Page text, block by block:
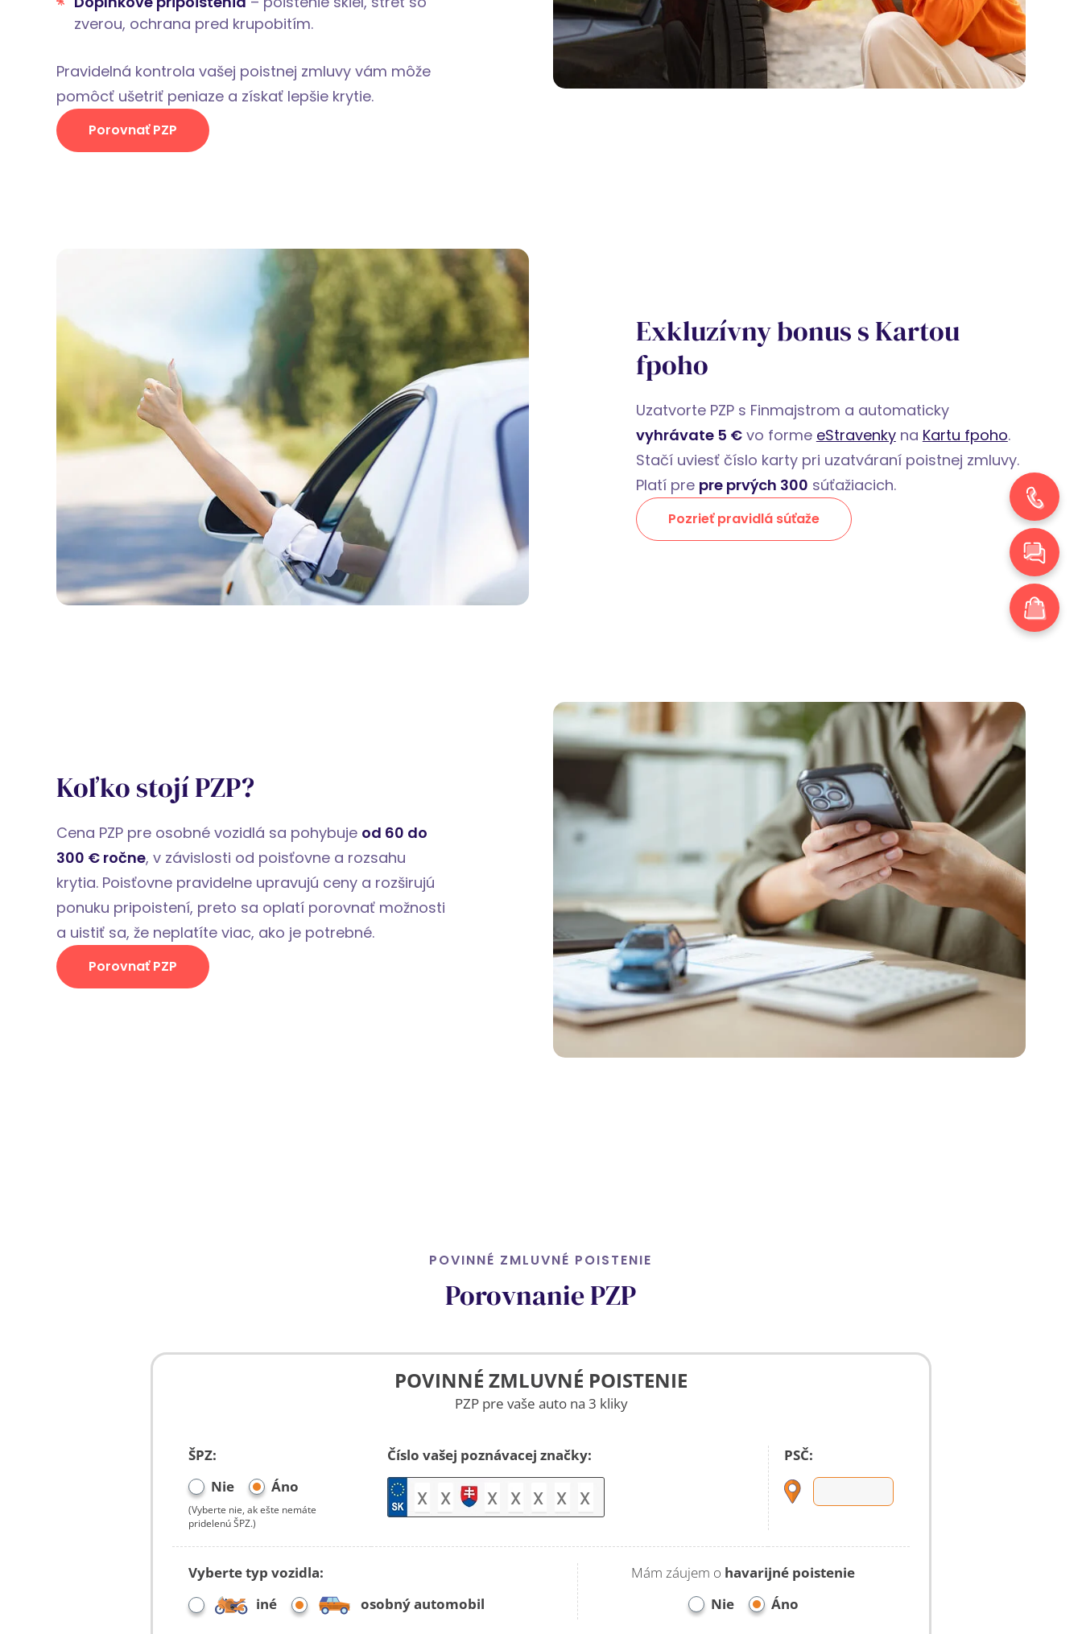
zverou, ochrana pred krupobitím.
Pravidelná kontrola vašej poistnej zmluvy vám môže
pomôcť ušetriť peniaze a získať lepšie krytie.
Porovnať PZP
Exkluzívny bonus s Kartou
fpoho
Uzatvorte PZP s Finmajstrom a automaticky
vyhrávate 5 €vo forme eStravenkyna Kartu fpoho.
Stačí uviesť číslo karty pri uzatváraní poistnej zmluvy.
Platí pre pre prvých 300 súťažiacich.
Pozrieť pravidlá súťaže
Koľko stojí PZP?
Cena PZP pre osobné vozidlá sa pohybuje od 60 do
300 € ročne, v závislosti od poisťovne a rozsahu
krytia. Poisťovne pravidelne upravujú ceny a rozširujú
ponuku pripoistení, preto sa oplatí porovnať možnosti
a uistiť sa, že neplatíte viac, ako je potrebné.
Porovnať PZP
POVINNÉ ZMLUVNÉ POISTENIE
Porovnanie PZP